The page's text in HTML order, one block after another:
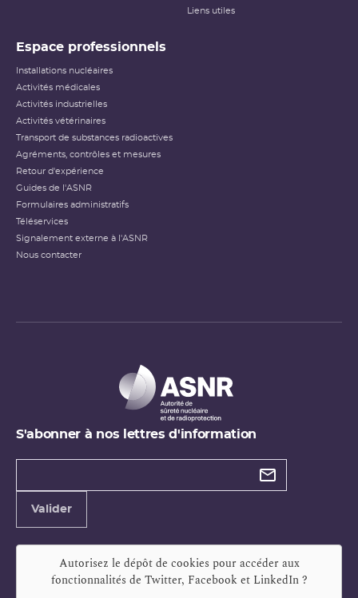
Liens utiles
Espace professionnels
Installations nucléaires
Activités médicales
Activités industrielles
Activités vétérinaires
Transport de substances radioactives
Agréments, contrôles et mesures
Retour d'expérience
Guides de l'ASNR
Formulaires administratifs
Téléservices
Signalement externe à l'ASNR
Nous contacter
S'abonner à nos lettres d'information
Types de
Valider
Autorisez le dépôt de cookies pour accéder aux
fonctionnalités de Twitter, Facebook et LinkedIn?